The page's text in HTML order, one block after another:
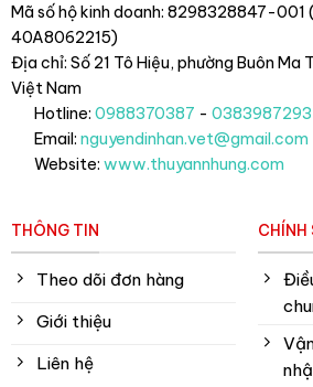
Mã số hộ kinh doanh: 8298328847-001
40A8062215)
Địa chỉ: Số 21 Tô Hiệu, phường Buôn
Việt Nam
Hotline: 0988370387 - 0383987293
Email: nguyendinhan.vet@gmail.com
Website: www.thuyannhung.com
THÔNG TIN
Theo dõi đơn hàng
Giới thiệu
Liên hệ
CHÍNH